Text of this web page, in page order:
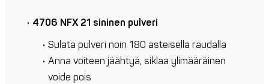
4706 NFX 21 sininen pulveri
Sulata pulveri noin 180 asteisella raudalla
Anna voiteen jäähtyä, siklaa ylimääräinen
voide pois